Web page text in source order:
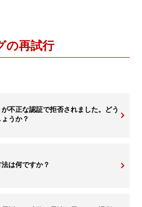
の再試行
不正な認証で拒否されました。どう
うか？
は何ですか？